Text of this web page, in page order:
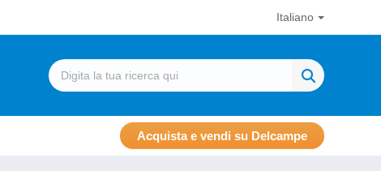
Italiano
Acquista e vendi su Delcampe